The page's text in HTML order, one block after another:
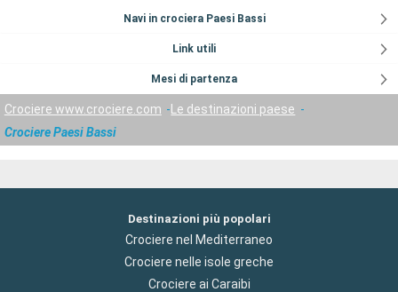
Navi in crociera Paesi Bassi
Link utili
Mesi di partenza
Crociere www.crociere.com
Le destinazioni paese
Crociere Paesi Bassi
Destinazioni più popolari
Crociere nel Mediterraneo
Crociere nelle isole greche
Crociere ai Caraibi